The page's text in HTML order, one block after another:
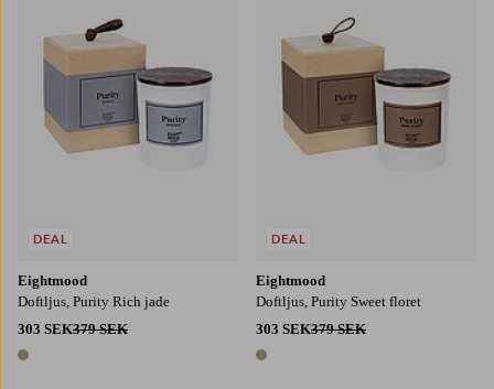
Eightmood
Doftljus, Purity Rich jade
303 SEK379 SEK
1 färg
DEAL
Eightmood
Doftljus, Purity Sweet floret
303 SEK379 SEK
1 färg
DEAL